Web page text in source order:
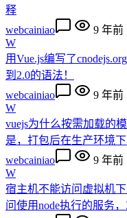
释
webcainiao
9 年前
W
用Vue.js编写了
到2.0的语法！
webcainiao
9 年前
W
vuejs为什么按需加载的
是，打包后在生产环境下
webcainiao
9 年前
W
宿主机不能访问虚拟机
问使用node执行的服务